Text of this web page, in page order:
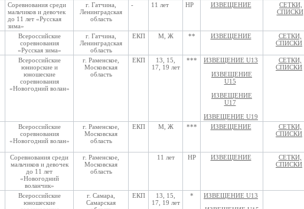
Соревнования среди
мальчиков и девочек
до 11 лет «Русская
зима»
г. Гатчина,
Ленинградская
область
- 11 лет НР ИЗВЕЩЕНИЕ
СЕТКИ,
СПИСКИ
Всероссийские
соревнования
«Русская зима»
г. Гатчина,
Ленинградская
область
ЕКП М, Ж ** ИЗВЕЩЕНИЕ
СЕТКИ,
СПИСКИ
Всероссийские
юниорские и
юношеские
соревнования
«Новогодний волан»
г. Раменское,
Московская
область
ЕКП
13, 15,
17, 19 лет
***
ИЗВЕЩЕНИЕ U13
ИЗВЕЩЕНИЕ
U15
ИЗВЕЩЕНИЕ
U17
ИЗВЕЩЕНИЕ U19
СЕТКИ,
СПИСКИ
Всероссийские
соревнования
«Новогодний волан»
г. Раменское,
Московская
область
ЕКП М, Ж *** ИЗВЕЩЕНИЕ
СЕТКИ,
СПИСКИ
Соревнования среди
мальчиков и девочек
до 11 лет
«Новогодний
воланчик»
г. Раменское,
Московская
область
11 лет НР ИЗВЕЩЕНИЕ
СЕТКИ,
СПИСКИ
Всероссийские
юношеские
г. Самара,
Самарская
ЕКП
13, 15,
17, 19 лет
*
ИЗВЕЩЕНИЕ U13